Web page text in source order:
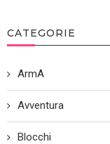
CATEGORIE
ArmA
Avventura
Blocchi